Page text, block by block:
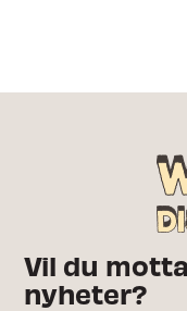
Vil du
nyheter?